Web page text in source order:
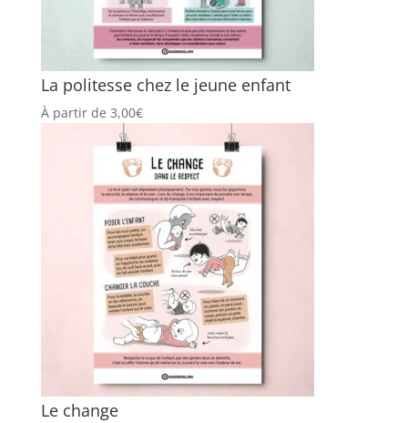
La politesse chez le jeune enfant
À partir de 3,00€
Le change